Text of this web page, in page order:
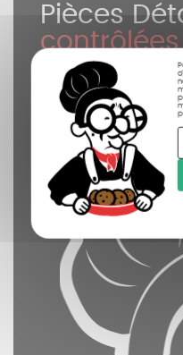
Pièces
contrôlées
nettoyées